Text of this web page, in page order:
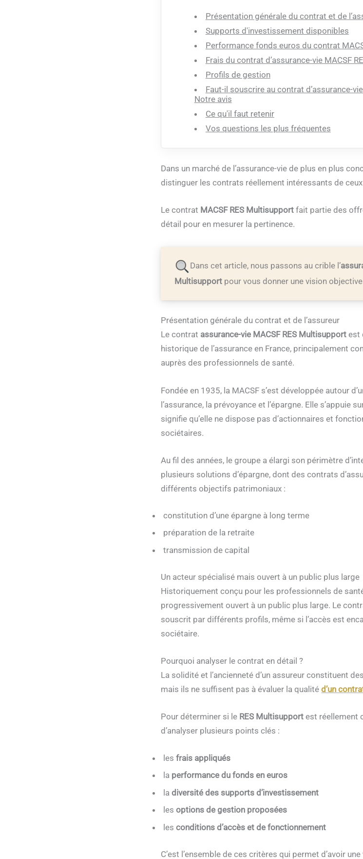
Présentation générale du contrat et de
Supports d'investissement disponibles
Performance fonds euros du contrat
Frais du contrat d’assurance-vie MACSF
Profils de gestion
Faut-il souscrire au contrat d’assurance-
Notre avis
Ce qu'il faut retenir
Vos questions les plus fréquentes
Dans un marché de l’assurance-vie de plus en plus
distinguer les contrats réellement intéressants de
Le contrat MACSF RES Multisupport fait partie des
détail pour en mesurer la pertinence.
Dans cet article, nous passons au crible l’
Multisupport pour vous donner une vision
Présentation générale du contrat et de l’assureur
Le contrat assurance-vie MACSF RES Multisupport est
historique de l’assurance en France, principalement
auprès des professionnels de santé.
Fondée en 1935, la MACSF s’est développée autour
l’assurance, la prévoyance et l’épargne. Elle s’appuie
signifie qu’elle ne dispose pas d’actionnaires et
sociétaires.
Au fil des années, le groupe a élargi son périmètre
plusieurs solutions d’épargne, dont des contrats
différents objectifs patrimoniaux :
constitution d’une épargne à long terme
préparation de la retraite
transmission de capital
Un acteur spécialisé mais ouvert à un public plus large
Historiquement conçu pour les professionnels de
progressivement ouvert à un public plus large. Le
souscrit par différents profils, même si l’accès est
sociétaire.
Pourquoi analyser le contrat en détail ?
La solidité et l’ancienneté d’un assureur constituent
mais ils ne suffisent pas à évaluer la qualitéd’un
Pour déterminer si le RES Multisupport est réellement
d’analyser plusieurs points clés :
les frais appliqués
la performance du fonds en euros
la diversité des supports d’investissement
les options de gestion proposées
les conditions d’accès et de fonctionnement
C’est l’ensemble de ces critères qui permet d’avoir